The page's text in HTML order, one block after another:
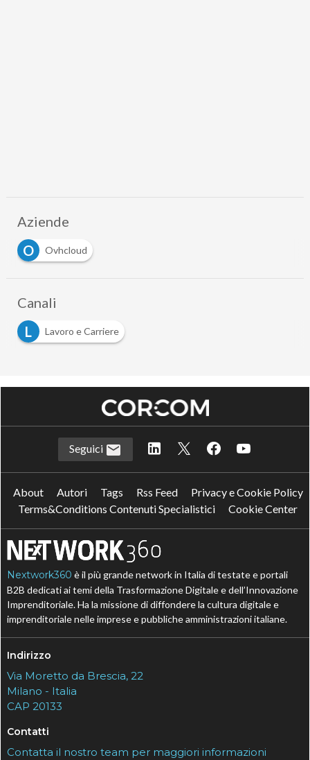
Aziende
O
Ovhcloud
Canali
L
Lavoro e Carriere
Seguici
About Autori Tags Rss Feed
Privacy e Cookie Policy
Terms&Conditions Contenuti Specialistici
Cookie Center
Nextwork360 è il più grande network in Italia di testate e portali
B2B dedicati ai temi della Trasformazione Digitale e dell’Innovazione
Imprenditoriale. Ha la missione di diffondere la cultura digitale e
imprenditoriale nelle imprese e pubbliche amministrazioni italiane.
Indirizzo
Via Moretto da Brescia, 22
Milano - Italia
CAP 20133
Contatti
Contatta il nostro team per maggiori informazioni